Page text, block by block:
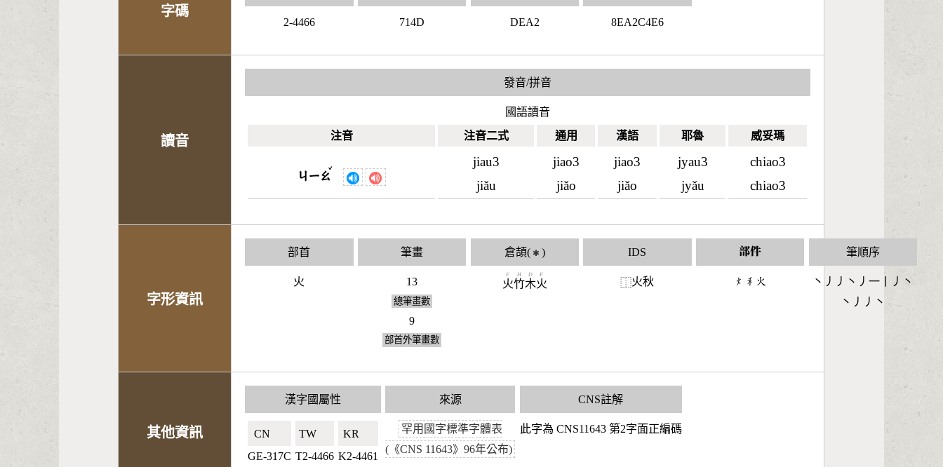
字碼
2-4466 714D DEA2 8EA2C4E6
讀音
發音/拼音
國語讀音
注音
注音二式 通用 漢語 耶魯 威妥瑪
ㄐㄧㄠ
ˇ
jiau3
jiǎu
jiao3
jiǎo
jiao3
jiǎo
jyau3
jyǎu
chiao3
chiao3
字形資訊
部首
火
筆畫
13
總筆畫數
9
部首外筆畫數
倉頡( ✱ )
火
F
竹
H
木
D
火
F
IDS
⿰火秋
部件
󶃹󶅅󶃸
筆順序
丶丿丿丶丿一丨丿丶
丶丿丿丶
其他資訊
漢字國屬性
CN🇨🇳
GE-317C
TW🇹🇼
T2-4466
KR🇰🇷
K2-4461
來源
罕用國字標準字體表
(《CNS 11643》96年公布)
CNS註解
此字為 CNS11643 第2字面正編碼